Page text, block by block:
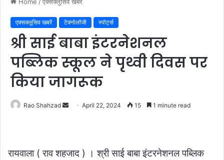
एक्सक्लूसिव खबरें टेक्नोलॉजी स्पोर्ट्स
श्री साई बाबा इंटरनेशनल
पब्लिक स्कूल ने पृथ्वी दिवस पर
किया जागरूक
Rao Shahzad
SendApril 22, 2024 15 1 minute read
रायवाला ( राव शहजाद ) । श्री साई बाबा इंटरनेशनल पब्लिक